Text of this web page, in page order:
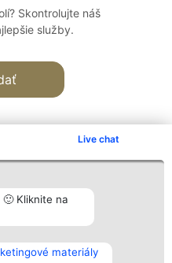
Live chat
Kliknite na
materiály
Skontrolujte náš
služby.
Kontakt
Kontakt